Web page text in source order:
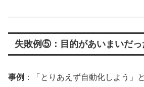
失敗例⑤：目的があいまいだっ
事例 ：「とりあえず自動化しよう」